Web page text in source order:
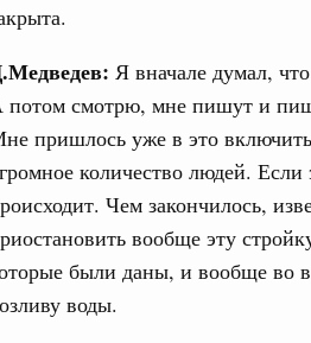
Я вначале думал,
потом смотрю, мне пишут и
пришлось уже в это
количество людей.
Чем закончилось,
вообще эту
были даны, и вообще во
воды.
конкурса лучших
информационных технологий
и Сергей Кравцов
с победой на
вопросы промышленной политики
Ярославскую